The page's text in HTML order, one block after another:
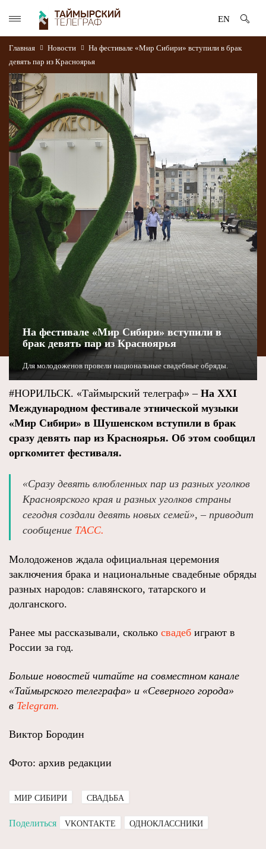
EN
Главная Новости
На фестивале «Мир Сибири» вступили в брак
девять пар из Красноярья
На фестивале «Мир Сибири» вступили в
брак девять пар из Красноярья
Для молодоженов провели национальные свадебные обряды.
#НОРИЛЬСК. «Таймырский телеграф» – На XXI
Международном фестивале этнической музыки
«Мир Сибири» в Шушенском вступили в брак
сразу девять пар из Красноярья. Об этом сообщил
оргкомитет фестиваля.
«Сразу девять влюбленных пар из разных уголков
Красноярского края и разных уголков страны
сегодня создали девять новых семей», – приводит
сообщение ТАСС.
Молодоженов ждала официальная церемония
заключения брака и национальные свадебные обряды
разных народов: славянского, татарского и
долганского.
Ранее мы рассказывали, сколько свадеб играют в
России за год.
Больше новостей читайте на совместном канале
«Таймырского телеграфа» и «Северного города»
в Telegram.
Виктор Бородин
Фото: архив редакции
МИР СИБИРИ СВАДЬБА
Поделиться VKONTAKTE ОДНОКЛАССНИКИ